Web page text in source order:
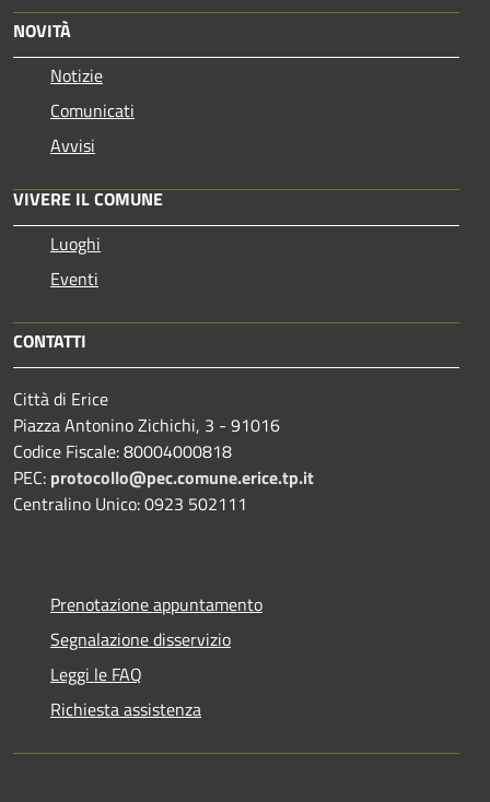
NOVITÀ
Notizie
Comunicati
Avvisi
VIVERE IL COMUNE
Luoghi
Eventi
CONTATTI
Città di Erice
Piazza Antonino Zichichi, 3 - 91016
Codice Fiscale: 80004000818
PEC: protocollo@pec.comune.erice.tp.it
Centralino Unico: 0923 502111
Prenotazione appuntamento
Segnalazione disservizio
Leggi le FAQ
Richiesta assistenza